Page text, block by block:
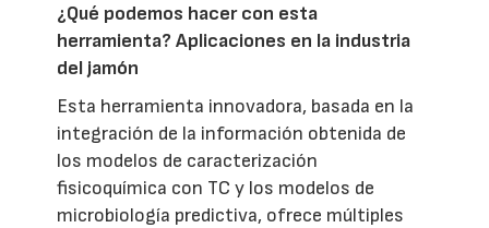
¿Qué podemos hacer con esta
herramienta? Aplicaciones en la industria
del jamón
Esta herramienta innovadora, basada en la
integración de la información obtenida de
los modelos de caracterización
fisicoquímica con TC y los modelos de
microbiología predictiva, ofrece múltiples